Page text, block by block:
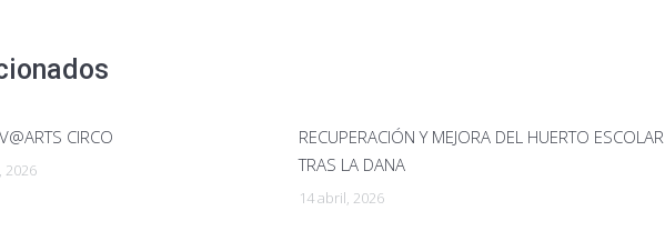
CIRCO
2026
RECUPERACIÓN Y MEJORA DEL HUERTO ESCOLAR
TRAS LA DANA
14 abril, 2026